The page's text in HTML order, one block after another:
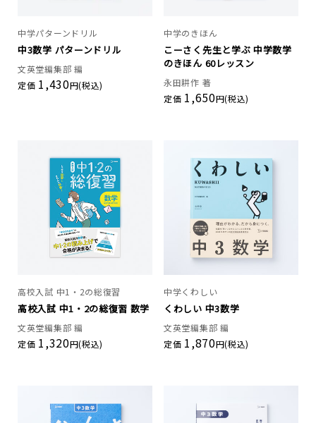
中学パターンドリル
中3数学 パターンドリル
文英堂編集部 編
定価 1,430円(税込)
中学のきほん
こーさく先生と学ぶ 中学数学
のきほん 60レッスン
永田耕作 著
定価 1,650円(税込)
高校入試 中1・2の総復習
高校入試 中1・2の総復習 数学
文英堂編集部 編
定価 1,320円(税込)
中学くわしい
くわしい 中3数学
文英堂編集部 編
定価 1,870円(税込)